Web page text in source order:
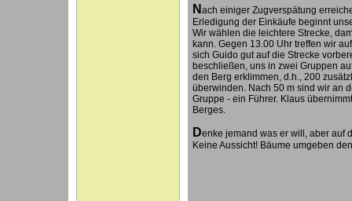
Nach einiger Zugverspätung
Erledigung der Einkäufe beginnt
Wir wählen die leichtere Strecke,
kann. Gegen 13.00 Uhr treffen wir
sich Guido gut auf die Strecke
beschließen, uns in zwei Gruppen
den Berg erklimmen, d.h., 200
überwinden. Nach 50 m sind wir an
Gruppe - ein Führer. Klaus
Berges.
Denke jemand was er will, aber auf
Keine Aussicht! Bäume umgeben